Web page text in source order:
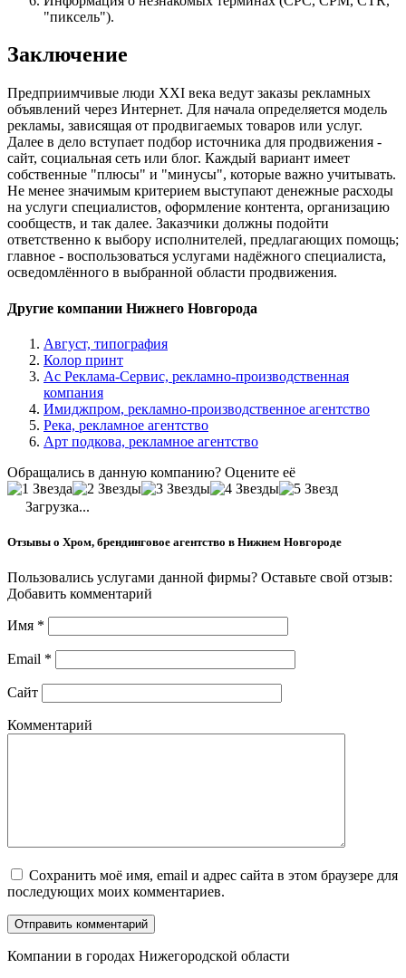
"пиксель").
Заключение
Предприимчивые люди XXI века ведут заказы рекламных
объявлений через Интернет. Для начала определяется модель
рекламы, зависящая от продвигаемых товаров или услуг.
Далее в дело вступает подбор источника для продвижения -
сайт, социальная сеть или блог. Каждый вариант имеет
собственные "плюсы" и "минусы", которые важно учитывать.
Не менее значимым критерием выступают денежные расходы
на услуги специалистов, оформление контента, организацию
сообществ, и так далее. Заказчики должны подойти
ответственно к выбору исполнителей, предлагающих помощь;
главное - воспользоваться услугами надёжного специалиста,
осведомлённого в выбранной области продвижения.
Другие компании Нижнего Новгорода
Август, типография
Колор принт
Ас Реклама-Сервис, рекламно-производственная
компания
Имиджпром, рекламно-производственное агентство
Река, рекламное агентство
Арт подкова, рекламное агентство
Обращались в данную компанию? Оцените её
Загрузка...
Отзывы о Хром, брендинговое агентство в Нижнем Новгороде
Пользовались услугами данной фирмы? Оставьте свой отзыв:
Добавить комментарий
Имя *
Email *
Сайт
Комментарий
Сохранить моё имя, email и адрес сайта в этом браузере для
последующих моих комментариев.
Компании в городах Нижегородской области